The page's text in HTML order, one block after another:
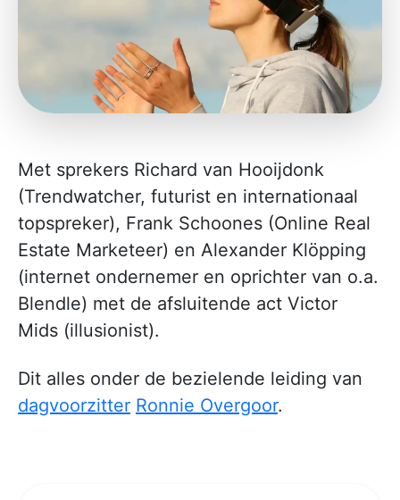
Met sprekers Richard van Hooijdonk
(Trendwatcher, futurist en internationaal
topspreker), Frank Schoones (Online Real
Estate Marketeer) en Alexander Klöpping
(internet ondernemer en oprichter van o.a.
Blendle) met de afsluitende act Victor
Mids (illusionist).
Dit alles onder de bezielende leiding van
dagvoorzitter Ronnie Overgoor.